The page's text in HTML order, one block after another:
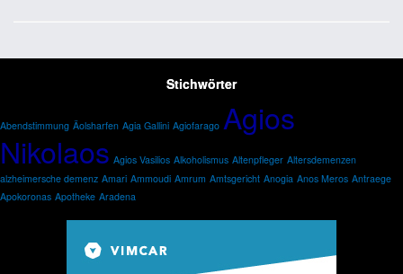
Stichwörter
Abendstimmung Äolsharfen Agia Gallini Agiofarago Agios
Nikolaos Agios Vasilios Alkoholismus Altenpfleger Altersdemenzen
alzheimersche demenz Amari Ammoudi Amrum Amtsgericht Anogia Anos Meros Antraege
Apokoronas Apotheke Aradena